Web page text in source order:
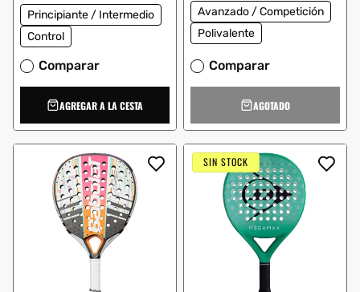
Principiante / Intermedio
Control
Comparar
AGREGAR A LA CESTA
Avanzado / Competición
Polivalente
Comparar
AGOTADO
SIN STOCK